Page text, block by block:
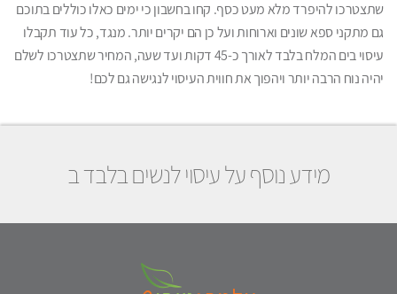
שתצטרכו להיפרד מלא מעט כסף. קחו בחשבון כי ימים כאלו כוללים בתוכם
גם מתקני ספא שונים וארוחות ועל כן הם יקרים יותר. מנגד, כל עוד תקבלו
עיסוי בים המלח בלבד לאורך כ-45 דקות ועד שעה, המחיר שתצטרכו לשלם
יהיה נוח הרבה יותר ויהפוך את חווית העיסוי לנגישה גם לכם!
מידע נוסף על עיסוי לנשים בלבד ב